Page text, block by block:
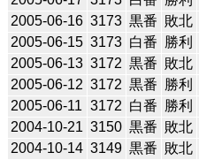
2005-06-16 3173 黒番 敗北
2005-06-15 3173 白番 勝利
2005-06-13 3172 黒番 敗北
2005-06-12 3172 黒番 勝利
2005-06-11 3172 白番 勝利
2004-10-21 3150 黒番 敗北
2004-10-14 3149 黒番 敗北